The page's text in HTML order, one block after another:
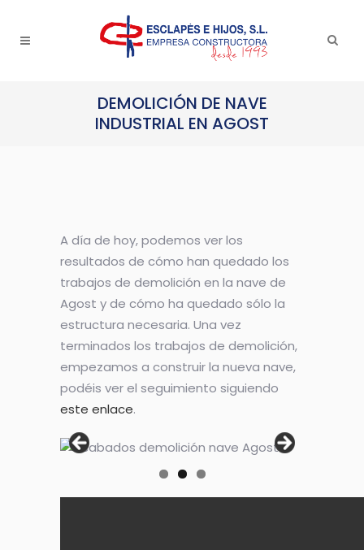
DEMOLICIÓN DE NAVE
INDUSTRIAL EN AGOST
A día de hoy, podemos ver los
resultados de cómo han quedado los
trabajos de demolición en la nave de
Agost y de cómo ha quedado sólo la
estructura necesaria. Una vez
terminados los trabajos de demolición,
empezamos a construir la nueva nave,
podéis ver el seguimiento siguiendo
este enlace.